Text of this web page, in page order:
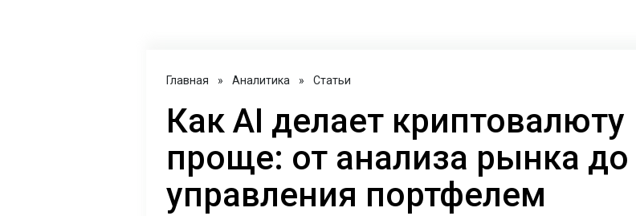
Главная » Аналитика » Статьи
Как AI делает криптовалюту
проще: от анализа рынка до
управления портфелем